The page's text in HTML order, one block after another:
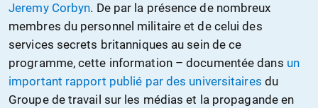
Jeremy Corbyn. De par la présence de nombreux
membres du personnel militaire et de celui des
services secrets britanniques au sein de ce
programme, cette information – documentée dans un
important rapport publié par des universitaires du
Groupe de travail sur les médias et la propagande en